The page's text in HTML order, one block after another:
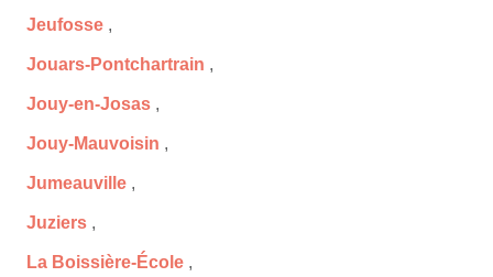
Jeufosse ,
Jouars-Pontchartrain ,
Jouy-en-Josas ,
Jouy-Mauvoisin ,
Jumeauville ,
Juziers ,
La Boissière-École ,